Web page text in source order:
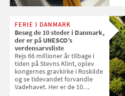
FERIE I DANMARK
Besøg de 10 steder i Danmark,
der er på UNESCO’s
verdensarvsliste
Rejs 66 millioner år tilbage i
tiden på Stevns Klint, oplev
kongernes gravkirke i Roskilde
og se tidevandet forvandle
Vadehavet. Her er de 10